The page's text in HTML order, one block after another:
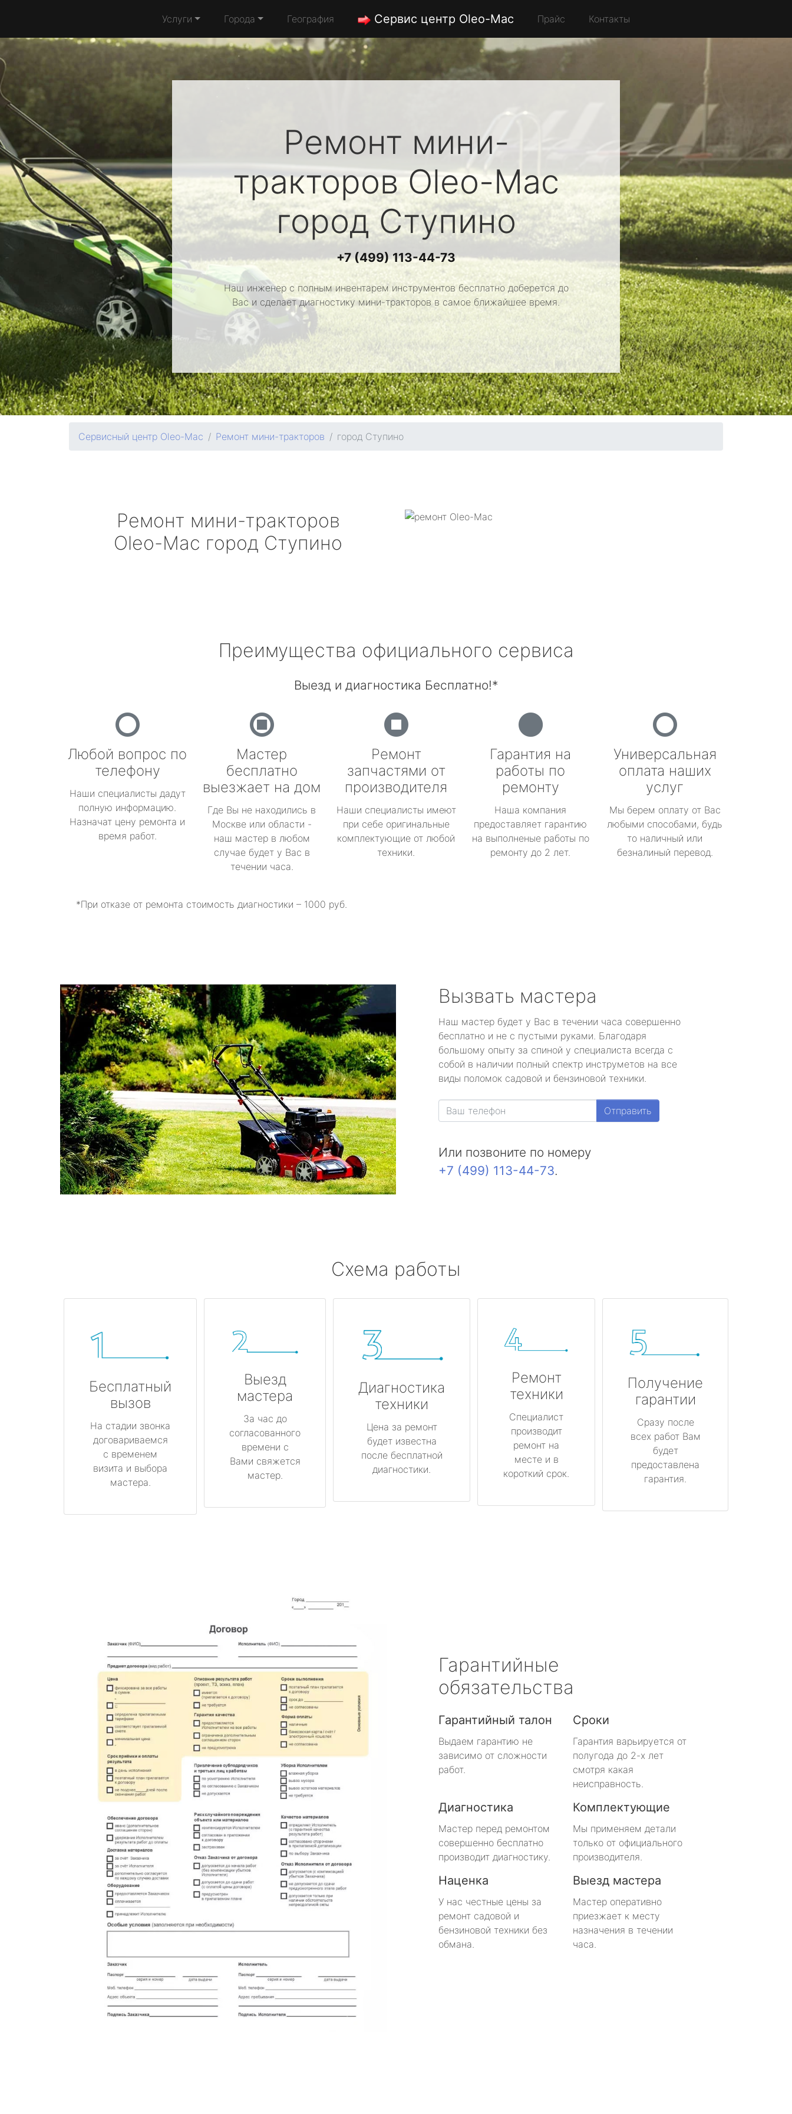
Услуги Города География Сервис центр Oleo-Mac Прайс Контакты
Ремонт мини-
тракторовOleo-Mac
город Ступино
+7 (499) 113-44-73
Наш инженер с полным инвентарем инструментов бесплатно доберется до
Вас и сделает диагностику мини-тракторов в самое ближайшее время.
Сервисный центр Oleo-Mac Ремонт мини-тракторов город Ступино
Ремонт мини-тракторов
Oleo-Mac город Ступино
Преимущества официального сервиса
Выезд и диагностика Бесплатно!*
Любой вопрос по
телефону
Наши специалисты дадут
полную информацию.
Назначат цену ремонта и
время работ.
Мастер
бесплатно
выезжает на дом
Где Вы не находились в
Москве или области -
наш мастер в любом
случае будет у Вас в
течении часа.
Ремонт
запчастями от
производителя
Наши специалисты имеют
при себе оригинальные
комплектующие от любой
техники.
Гарантия на
работы по
ремонту
Наша компания
предоставляет гарантию
на выполненые работы по
ремонту до 2 лет.
Универсальная
оплата наших
услуг
Мы берем оплату от Вас
любыми способами, будь
то наличный или
безналиный перевод.
*При отказе от ремонта стоимость диагностики – 1000 руб.
Вызвать мастера
Наш мастер будет у Вас в течении часа совершенно
бесплатно и не с пустыми руками. Благодаря
большому опыту за спиной у специалиста всегда с
собой в наличии полный спектр инструметов на все
виды поломок садовой и бензиновой техники.
Отправить
Или позвоните по номеру
+7 (499) 113-44-73.
Схема работы
Бесплатный
вызов
На стадии звонка
договариваемся
с временем
визита и выбора
мастера.
Выезд
мастера
За час до
согласованного
времени с
Вами свяжется
мастер.
Диагностика
техники
Цена за ремонт
будет известна
после бесплатной
диагностики.
Ремонт
техники
Специалист
производит
ремонт на
месте и в
короткий срок.
Получение
гарантии
Сразу после
всех работ Вам
будет
предоставлена
гарантия.
Гарантийные
обязательства
Гарантийный талон
Выдаем гарантию не
зависимо от сложности
работ.
Сроки
Гарантия варьируется от
полугода до 2-х лет
смотря какая
неисправность.
Диагностика
Мастер перед ремонтом
совершенно бесплатно
производит диагностику.
Комплектующие
Мы применяем детали
только от официального
производителя.
Наценка
У нас честные цены за
ремонт садовой и
бензиновой техники без
обмана.
Выезд мастера
Мастер оперативно
приезжает к месту
назначения в течении
часа.